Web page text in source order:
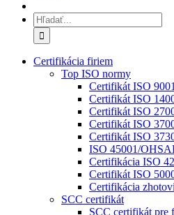
Hľadať:
Certifikácia firiem
Top ISO normy
Certifikát ISO 9001
Certifikát ISO
Certifikát ISO
Certifikát ISO
Certifikát ISO
ISO 45001/
Certifikácia ISO
Certifikát ISO
Certifikácia
SCC certifikát
SCC certifikát pre